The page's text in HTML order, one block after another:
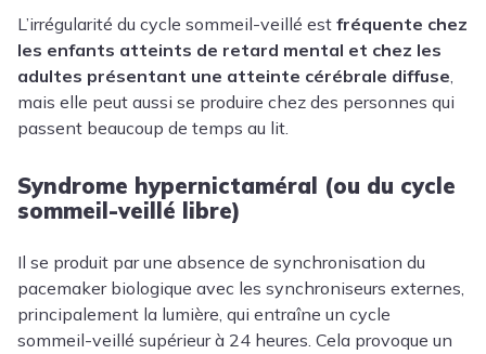
L’irrégularité du cycle sommeil-veillé est fréquente chez
les enfants atteints de retard mental et chez les
adultes présentant une atteinte cérébrale diffuse,
mais elle peut aussi se produire chez des personnes qui
passent beaucoup de temps au lit.
Syndrome hypernictaméral (ou du cycle
sommeil-veillé libre)
Il se produit par une absence de synchronisation du
pacemaker biologique avec les synchroniseurs externes,
principalement la lumière, qui entraîne un cycle
sommeil-veillé supérieur à 24 heures. Cela provoque un